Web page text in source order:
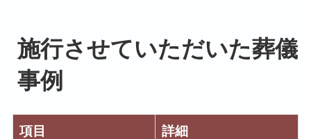
施行させていただいた葬儀
事例
項目 詳細